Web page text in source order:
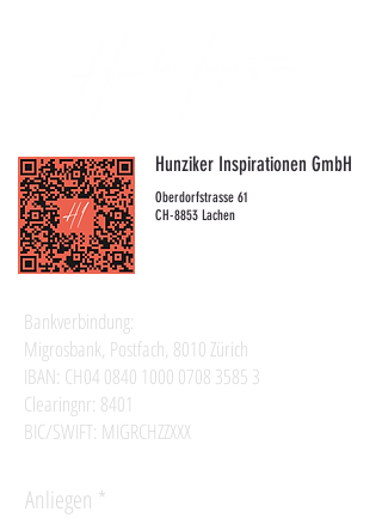
Hunziker Inspirationen GmbH
Oberdorfstrasse 61
CH-8853 Lachen
Bankverbindung:
Migrosbank, Postfach, 8010 Zürich
IBAN: CH04 0840 1000 0708 3585 3
Clearingnr: 8401
BIC/SWIFT: MIGRCHZZXXX
Anliegen